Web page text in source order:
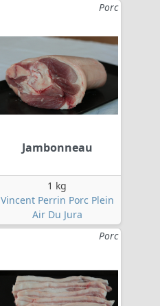
Porc
Jambonneau
1 kg
Vincent Perrin Porc Plein
Air Du Jura
Porc